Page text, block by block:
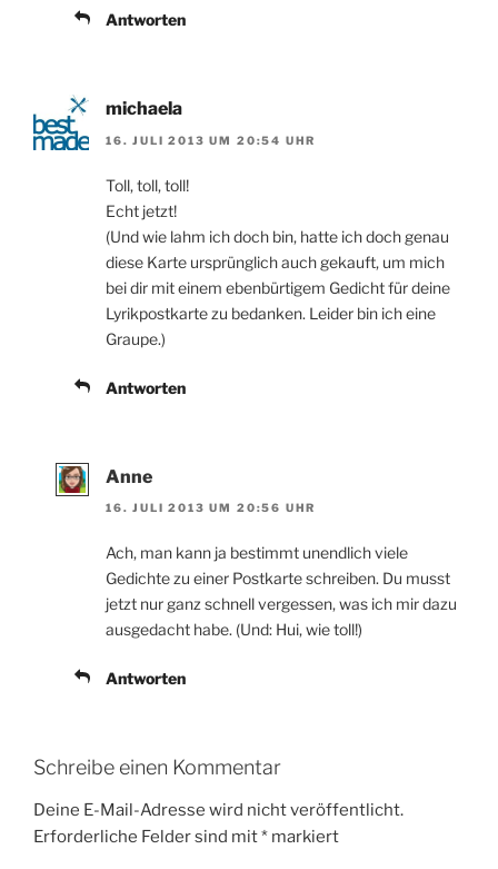
Antworten
michaela
16. JULI 2013 UM 20:54 UHR
Toll, toll, toll!
Echt jetzt!
(Und wie lahm ich doch bin, hatte ich doch genau
diese Karte ursprünglich auch gekauft, um mich
bei dir mit einem ebenbürtigem Gedicht für deine
Lyrikpostkarte zu bedanken. Leider bin ich eine
Graupe.)
Antworten
Anne
16. JULI 2013 UM 20:56 UHR
Ach, man kann ja bestimmt unendlich viele
Gedichte zu einer Postkarte schreiben. Du musst
jetzt nur ganz schnell vergessen, was ich mir dazu
ausgedacht habe. (Und: Hui, wie toll!)
Antworten
Schreibe einen Kommentar
Deine E-Mail-Adresse wird nicht veröffentlicht.
Erforderliche Felder sind mit* markiert